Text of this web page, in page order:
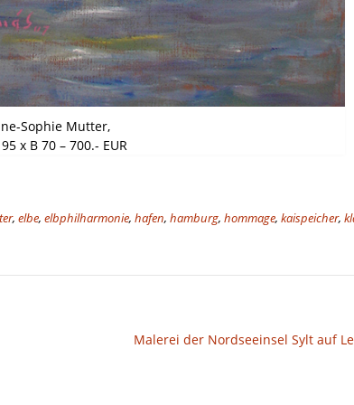
Sophie Mutter,
x B 70 – 700.- EUR
, elbe, elbphilharmonie, hafen, hamburg, hommage, kaispeicher,
Malerei der Nordseeinsel Sylt auf